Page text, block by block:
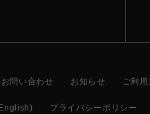
問い合わせ お知らせ ご利用
プライバシーポリシー